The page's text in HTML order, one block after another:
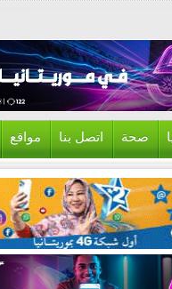
صحة اتصل بنا مواقع